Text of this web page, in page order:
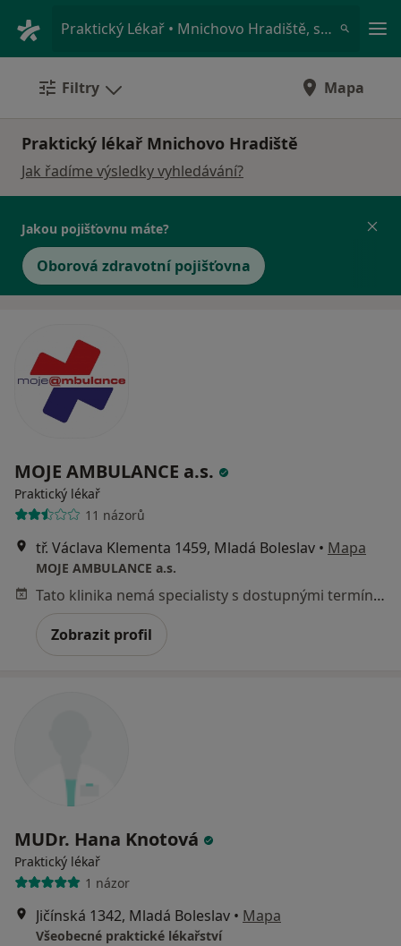
Praktický Lékař • Mnichovo Hradiště, středočeský
Filtry Mapa
Praktický lékař Mnichovo Hradiště
Jak řadíme výsledky vyhledávání?
Jakou pojišťovnu máte?
Oborová zdravotní pojišťovna
MOJE AMBULANCE a.s.
Praktický lékař
11 názorů
tř. Václava Klementa 1459, Mladá Boleslav • Mapa
MOJE AMBULANCE a.s.
Tato klinika nemá specialisty s dostupnými termíny v online kalendáři
Zobrazit profil
MUDr. Hana Knotová
Praktický lékař
1 názor
Jičínská 1342, Mladá Boleslav • Mapa
Všeobecné praktické lékařství